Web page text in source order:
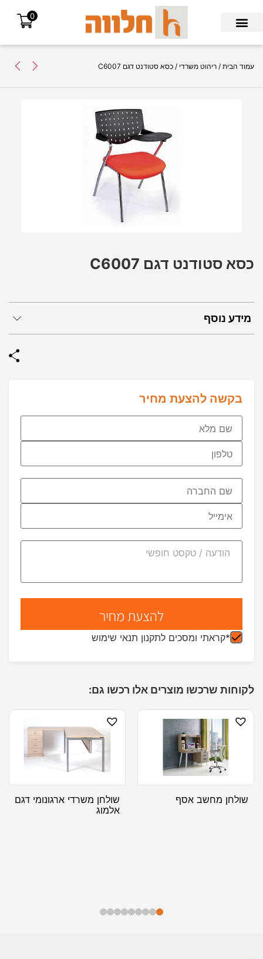
0
עמוד הבית / ריהוט משרדי / כסא סטודנט דגם C6007
מידע נוסף
כסא סטודנט דגם C6007
בקשה להצעת מחיר
*קראתי ומסכים לתקנון תנאי שימוש
לקוחות שרכשו מוצרים אלו רכשו גם:
שולחן מחשב אסף
שולחן משרדי ארגונומי דגם
אלמוג